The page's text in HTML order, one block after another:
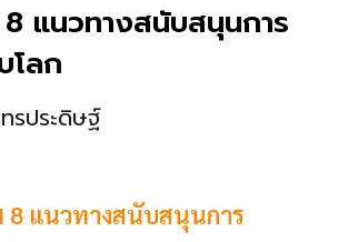
แนวทางสนับสนุนการ
ลก
รประดิษฐ์
8 แนวทางสนับสนุนการ